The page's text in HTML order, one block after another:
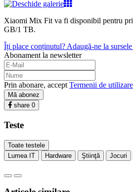
Xiaomi Mix Fit va fi disponibil pentru
GB/1 TB.
Îți place conținutul? Adaugă-ne la
Abonament la newsletter
Prin abonare, accept Termenii de utilizare
Mă abonez
share 0
Teste
Toate testele
Lumea IT
Hardware Ştiinţă Jocuri